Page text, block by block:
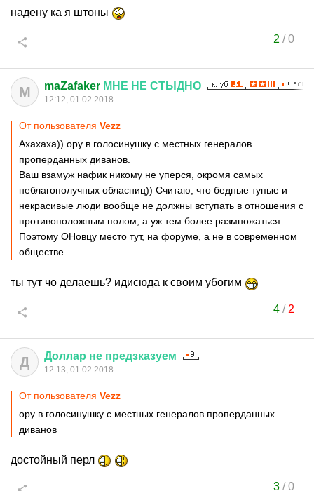
надену ка я штоны
2 /0
M maZafaker МНЕ НЕ СТЫДНО
12:12, 01.02.2018
От пользователя Vezz
Ахахаха)) ору в голосинушку с местных генералов
проперданных диванов.
Ваш взамуж нафик никому не уперся, окромя самых
неблагополучных обласниц)) Считаю, что бедные тупые и
некрасивые люди вообще не должны вступать в отношения с
противоположным полом, а уж тем более размножаться.
Поэтому ОНовцу место тут, на форуме, а не в современном
обществе.
ты тут чо делаешь? идисюда к своим убогим
4/ 2
Д Доллар не предзказуем
12:13, 01.02.2018
От пользователя Vezz
ору в голосинушку с местных генералов проперданных
диванов
достойный перл
3/0